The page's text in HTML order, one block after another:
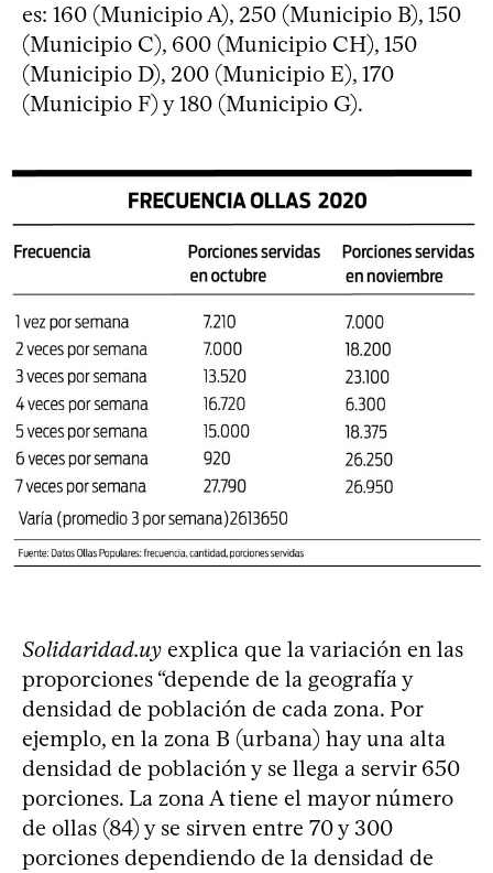
es: 160 (Municipio A), 250 (Municipio B), 150
(Municipio C), 600 (Municipio CH), 150
(Municipio D), 200 (Municipio E), 170
(Municipio F) y 180 (Municipio G).
Solidaridad.uy explica que la variación en las
proporciones “depende de la geografía y
densidad de población de cada zona. Por
ejemplo, en la zona B (urbana) hay una alta
densidad de población y se llega a servir 650
porciones. La zona A tiene el mayor número
de ollas (84) y se sirven entre 70 y 300
porciones dependiendo de la densidad de